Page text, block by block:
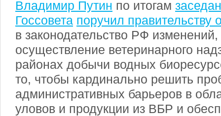
Владимир Путин по итогам
Госсовета поручил правительству
в законодательство РФ
осуществление ветеринарного
районах добычи водных
то, чтобы кардинально решить
административных барьеров в
уловов и продукции из ВБР и